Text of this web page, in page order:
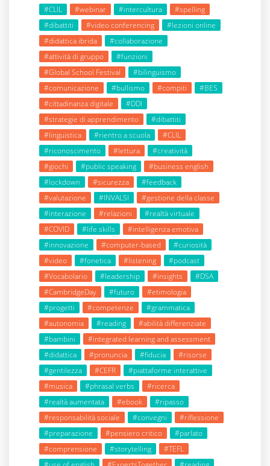
#CLIL
#webinar #intercultura
#spelling
#dibattiti
#video conferencing
#lezioni online
#didattica ibrida
#collaborazione
#attività di gruppo
#funzioni
#Global School Festival
#bilinguismo
#comunicazione
#bullismo #compiti
#BES
#cittadinanza digitale
#DDI
#strategie di apprendimento
#dibattiti
#linguistica
#rientro a scuola
#CLIL
#riconoscimento
#lettura
#creatività
#giochi
#public speaking
#business english
#lockdown
#sicurezza
#feedback
#valutazione
#INVALSI
#gestione della classe
#interazione
#relazioni
#realtà virtuale
#COVID
#life skills
#intelligenza emotiva
#innovazione
#computer-based
#curiosità
#video
#fonetica #listening
#podcast
#Vocabolario
#leadership #insights
#DSA
#CambridgeDay
#futuro
#etimologia
#progetti
#competenze
#grammatica
#autonomia
#reading
#abilità differenziate
#bambini
#integrated learning and assessment
#didattica
#pronuncia #fiducia
#risorse
#gentilezza
#CEFR
#piattaforme interattive
#musica
#phrasal verbs
#ricerca
#realtà aumentata
#ebook
#ripasso
#responsabilità sociale
#convegni
#riflessione
#preparazione
#pensiero critico
#parlato
#comprensione
#storytelling
#TEFL